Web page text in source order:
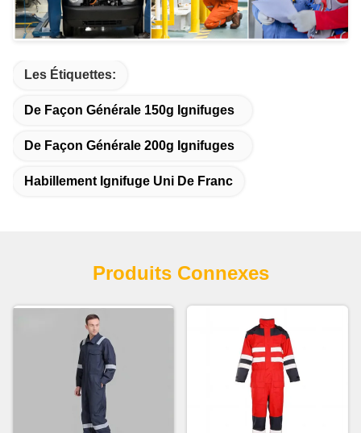
Les Étiquettes:
De Façon Générale 150g Ignifuges
De Façon Générale 200g Ignifuges
Habillement Ignifuge Uni De Franc
Produits Connexes